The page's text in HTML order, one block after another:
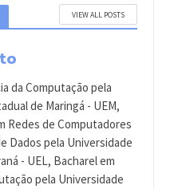
VIEW ALL POSTS
da Computação pela
de Maringá - UEM,
Redes de Computadores
Dados pela Universidade
- UEL, Bacharel em
pela Universidade